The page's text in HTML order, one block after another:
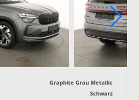
Graphite Grau Metallic
Schwarz